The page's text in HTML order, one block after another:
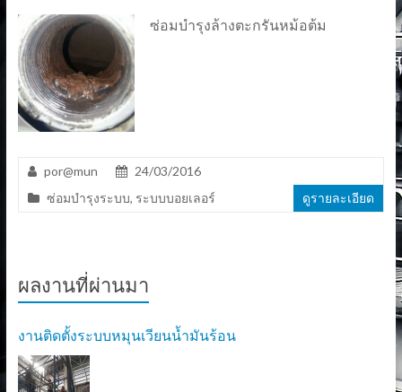
ซ่อมบำรุงล้างตะกรันหม้อต้ม
por@mun
24/03/2016
ซ่อมบำรุงระบบ, ระบบบอยเลอร์ ดูรายละเอียด
ผลงานที่ผ่านมา
งานติดตั้งระบบหมุนเวียนน้ำมันร้อน